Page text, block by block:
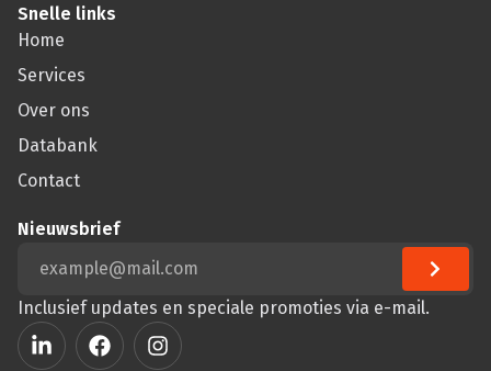
Snelle links
Home
Services
Over ons
Databank
Contact
Nieuwsbrief
Inclusief updates en speciale promoties via e-mail.